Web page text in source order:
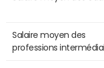
Salaire moyen des
professions